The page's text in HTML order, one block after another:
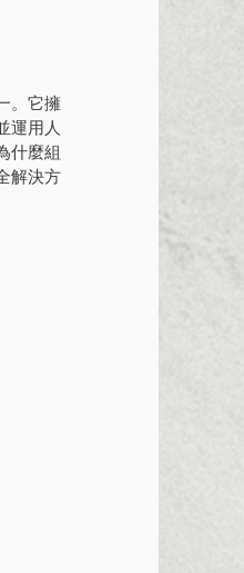
。它擁
運用人
什麼組
解決方